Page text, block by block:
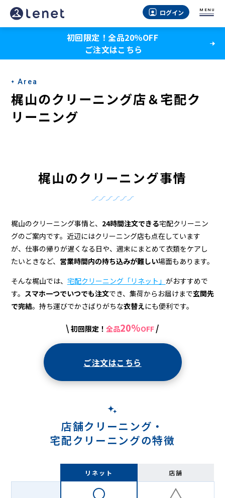
梶
山
ク
リ
ー
配
ク
リ
ー
ニ
ログイン MENU
初回限定！全品20％OFF
ご注文はこちら
Area
梶山のクリーニング店＆宅配ク
リーニング
梶山のクリーニング事情
梶山のクリーニング事情と、 24時間注文できる宅配クリーニン
グのご案内です。近辺にはクリーニング店も点在しています
が、仕事の帰りが遅くなる日や、週末にまとめて衣類をケアし
たいときなど、 営業時間内の持ち込みが難しい場面もあります。
そんな梶山では、 宅配クリーニング「リネット」 がおすすめで
す。 スマホ一つでいつでも注文でき、集荷からお届けまで玄関先
で完結。持ち運びでかさばりがちな衣替えにも便利です。
\ 初回限定！ 全品20%OFF /
ご注文はこちら
店舗クリーニング・
宅配クリーニングの特徴
リネット 店舗